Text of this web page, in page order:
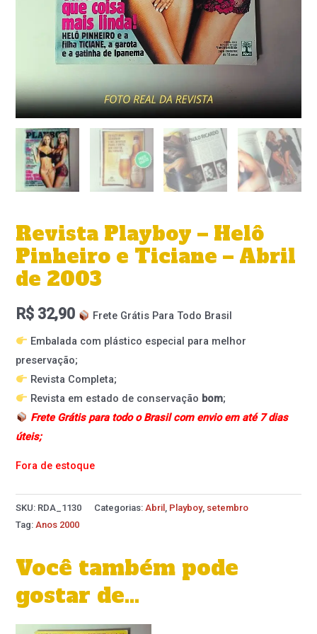
Revista Playboy – Helô
Pinheiro e Ticiane – Abril
de 2003
R$ 32,90
Frete Grátis Para Todo Brasil
Embalada com plástico especial para melhor
preservação;
Revista Completa;
Revista em estado de conservação bom;
Frete Grátis para todo o Brasil com envio em até 7 dias
úteis;
Fora de estoque
SKU: RDA_1130 Categorias: Abril Playboy, setembro
Tag: Anos 2000
Você também pode
gostar de…